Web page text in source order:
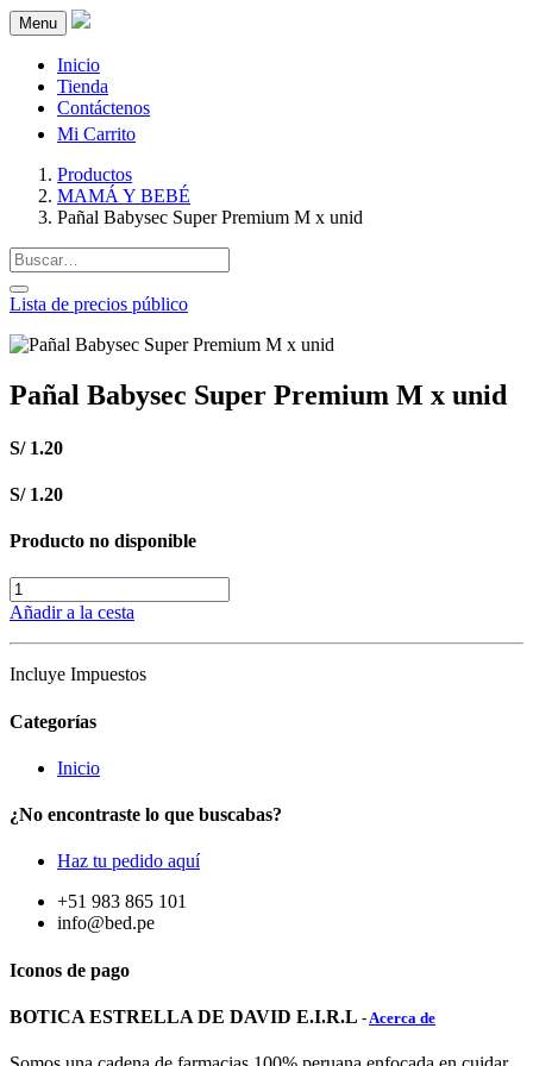
Menu
Inicio
Tienda
Contáctenos
Mi Carrito
Productos
MAMÁ Y BEBÉ
Pañal Babysec Super Premium M x unid
Lista de precios público
Pañal Babysec Super Premium M x unid
S/ 1.20
S/ 1.20
Producto no disponible
Añadir a la cesta
Incluye Impuestos
Categorías
Inicio
¿No encontraste lo que buscabas?
Haz tu pedido aquí
+51 983 865 101
info@bed.pe
Iconos de pago
BOTICA ESTRELLA DE DAVID E.I.R.L - Acerca de